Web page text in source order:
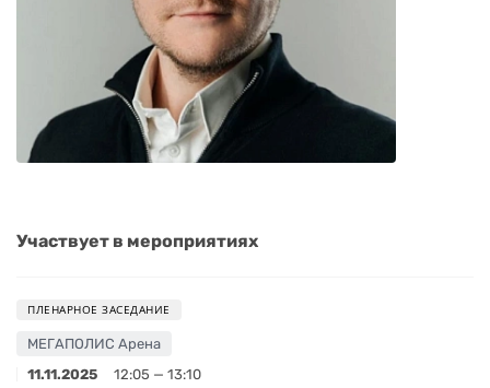
Участвует в мероприятиях
ПЛЕНАРНОЕ ЗАСЕДАНИЕ
МЕГАПОЛИС Арена
11.11.2025
12:05 — 13:10